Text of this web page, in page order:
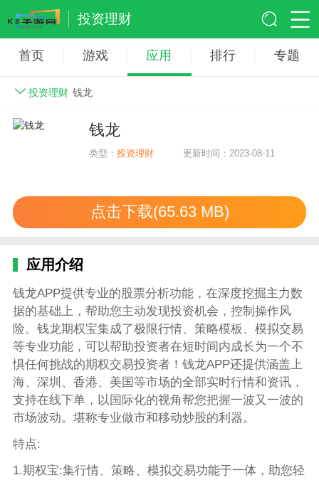
投资理财
首页 游戏 应用 排行 专题
投资理财 钱龙
钱龙
类型：投资理财 更新时间：2023-08-11
点击下载(65.63 MB)
应用介绍
钱龙APP提供专业的股票分析功能，在深度挖掘主力数
据的基础上，帮助您主动发现投资机会，控制操作风
险。钱龙期权宝集成了极限行情、策略模板、模拟交易
等专业功能，可以帮助投资者在短时间内成长为一个不
惧任何挑战的期权交易投资者！钱龙APP还提供涵盖上
海、深圳、香港、美国等市场的全部实时行情和资讯，
支持在线下单，以国际化的视角帮您把握一波又一波的
市场波动。堪称专业做市和移动炒股的利器。
特点:
1.期权宝:集行情、策略、模拟交易功能于一体，助您轻